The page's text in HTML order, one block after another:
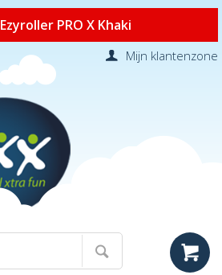
PRO X Khaki
Mijn klantenzone